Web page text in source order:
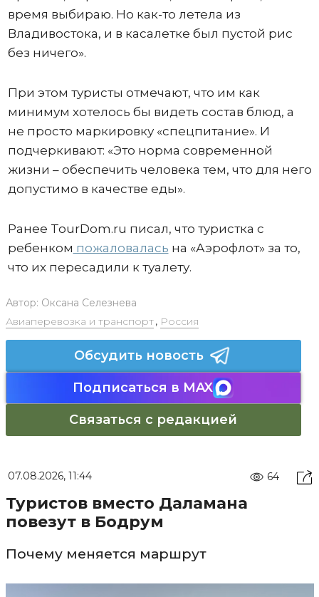
время выбираю. Но как-то летела из
Владивостока, и в касалетке был пустой рис
без ничего».
При этом туристы отмечают, что им как
минимум хотелось бы видеть состав блюд, а
не просто маркировку «спецпитание». И
подчеркивают: «Это норма современной
жизни – обеспечить человека тем, что для него
допустимо в качестве еды».
Ранее TourDom.ru писал, что туристка с
ребенком пожаловалась на «Аэрофлот» за то,
что их пересадили к туалету.
Автор: Оксана Селезнева
Авиаперевозка и транспорт, Россия
Обсудить новость
Подписаться в MAX
Связаться с редакцией
07.08.2026, 11:44 64
Туристов вместо Даламана
повезут в Бодрум
Почему меняется маршрут